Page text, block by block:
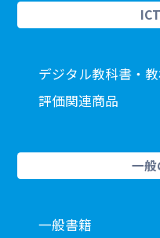
デジタル教科書・
評価関連商品
一
一般書籍